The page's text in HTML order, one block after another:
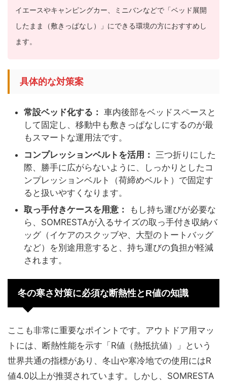
イエースやキャンピングカー、ミニバンなどで「ベッド展開
したまま（敷きっぱなし）」にできる環境の方におすすめし
ます。
具体的な対策案
常設ベッド化する： 車内後部をベッドスペースと
して固定し、移動中も敷きっぱなしにするのが最
もスマートな運用法です。
コンプレッションベルトを活用： 三つ折りにした
際、勝手に広がらないように、しっかりとしたコ
ンプレッションベルト（荷締めベルト）で固定す
ると扱いやすくなります。
取っ手付きケースを用意：
もし持ち運びが必要な
ら、SOMRESTAが入るサイズの取っ手付き収納バ
ッグ（イケアのスクッブや、大型のトートバッグ
など）を別途用意すると、持ち運びの負担が軽減
されます。
冬の寒さ対策に必須な断熱性とR値の知識
ここも非常に重要なポイントです。アウトドア用マッ
トには、断熱性能を示す「R値（熱抵抗値）」という
世界共通の指標があり、冬山や寒冷地での使用にはR
値4.0以上が推奨されています。しかし、SOMRESTA